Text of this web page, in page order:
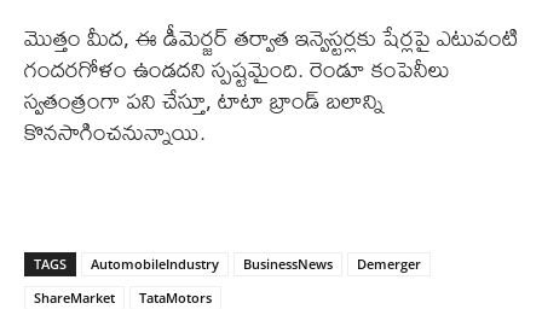
మొత్తం మీద, ఈ డీమెర్జర్ తర్వాత ఇన్వెస్టర్లకు షేర్లపై ఎటువంటి
గందరగోళం ఉండదని స్పష్టమైంది. రెండూ కంపెనీలు
స్వతంత్రంగా పని చేస్తూ, టాటా బ్రాండ్ బలాన్ని
కొనసాగించనున్నాయి.
TAGS AutomobileIndustry BusinessNews
Demerger
ShareMarket
TataMotors